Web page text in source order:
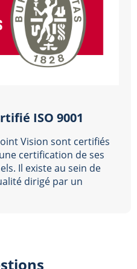
ISO 9001
Vision sont certifiés
certification de ses
Il existe au sein de
dirigé par un